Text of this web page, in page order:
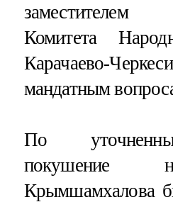
заместителем
Комитета
Карачаево-
мандатным
По
покушение
Крымшамхалова